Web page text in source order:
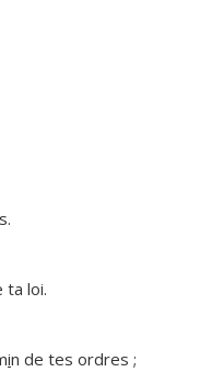
ta loi.
in de tes ordres ;